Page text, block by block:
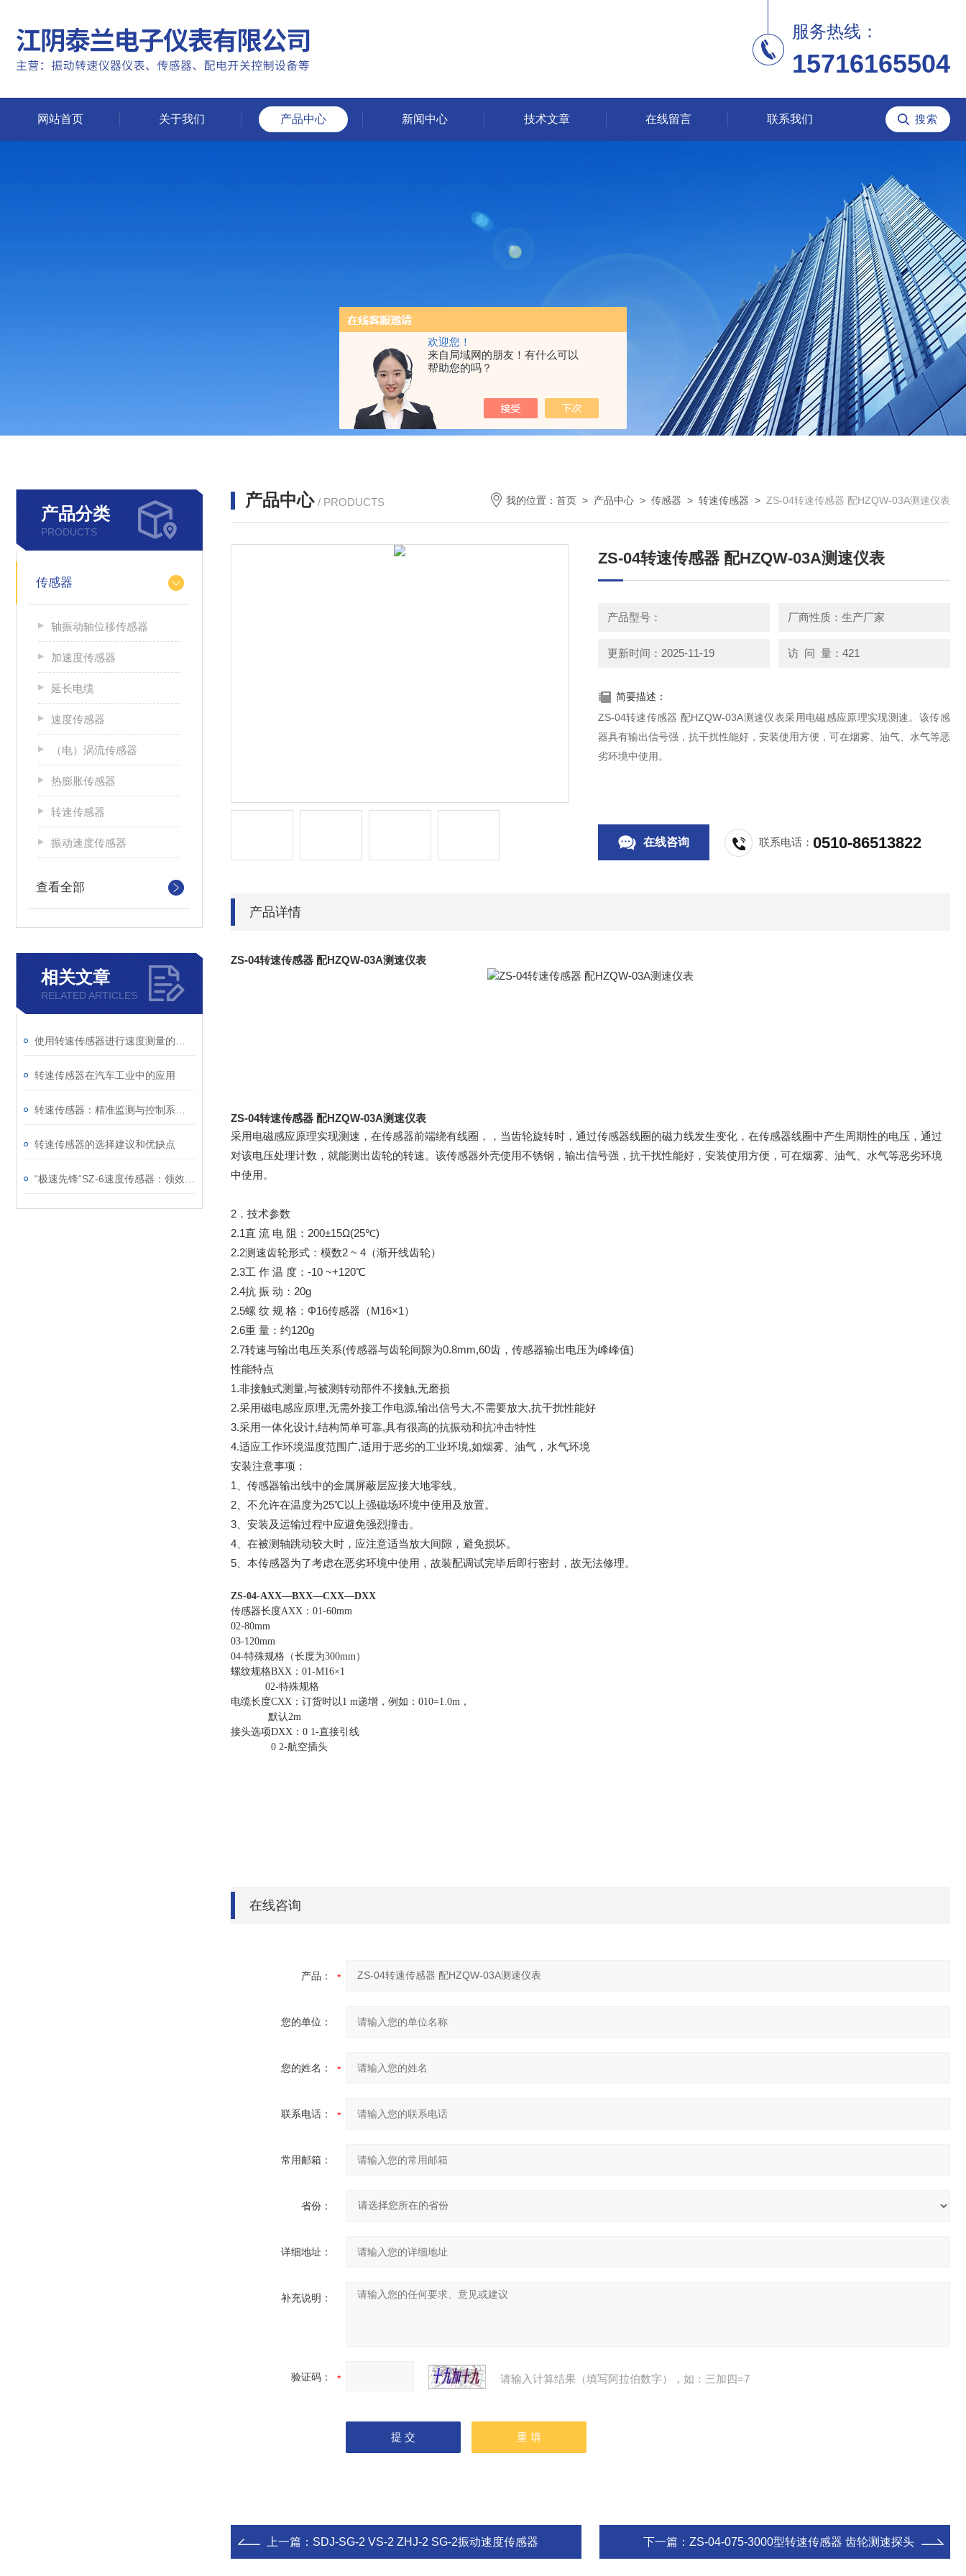
欢迎您！
来自局域网的朋友！有什么可以
帮助您的吗？
服务热线：
15716165504
网站首页 关于我们 产品中心 新闻中心 技术文章 在线留言 联系我们
产品分类
PRODUCTS
传感器
轴振动轴位移传感器
加速度传感器
延长电缆
速度传感器
（电）涡流传感器
热膨胀传感器
转速传感器
振动速度传感器
查看全部
相关文章
RELATED ARTICLES
转速传感器在汽车工业中的应用
转速传感器的选择建议和优缺点
产品中心 / PRODUCTS 我的位置： 首页 > 产品中心 > 传感器 > 转速传感器 > ZS-04转速传感器 配HZQW-03A测速仪表
ZS-04转速传感器 配HZQW-03A测速仪表
产品型号： 厂商性质：生产厂家
更新时间：2025-11-19 访 问 量：421
简要描述：
ZS-04转速传感器 配HZQW-03A测速仪表采用电磁感应原理实现测速。该传感
器具有输出信号强，抗干扰性能好，安装使用方便，可在烟雾、油气、水气等恶
劣环境中使用。
在线咨询 联系电话：0510-86513822
产品详情
ZS-04转速传感器 配HZQW-03A测速仪表
ZS-04转速传感器 配HZQW-03A测速仪表
采用电磁感应原理实现测速，在传感器前端绕有线圈，，当齿轮旋转时，通过传感器线圈的磁力线发生变化，在传感器线圈中产生周期性的电压，通过
对该电压处理计数，就能测出齿轮的转速。该传感器外壳使用不锈钢，输出信号强，抗干扰性能好，安装使用方便，可在烟雾、油气、水气等恶劣环境
中使用。
2．技术参数
2.1直 流 电 阻：200±15Ω(25℃)
2.2测速齿轮形式：模数2 ~ 4（渐开线齿轮）
2.3工 作 温 度：-10 ~+120℃
2.4抗 振 动：20g
2.5螺 纹 规 格：Φ16传感器（M16×1）
2.6重 量：约120g
2.7转速与输出电压关系(传感器与齿轮间隙为0.8mm,60齿，传感器输出电压为峰峰值)
性能特点
1.非接触式测量,与被测转动部件不接触,无磨损
2.采用磁电感应原理,无需外接工作电源,输出信号大,不需要放大,抗干扰性能好
3.采用一体化设计,结构简单可靠,具有很高的抗振动和抗冲击特性
4.适应工作环境温度范围广,适用于恶劣的工业环境,如烟雾、油气，水气环境
安装注意事项：
1、传感器输出线中的金属屏蔽层应接大地零线。
2、不允许在温度为25℃以上强磁场环境中使用及放置。
3、安装及运输过程中应避免强烈撞击。
4、在被测轴跳动较大时，应注意适当放大间隙，避免损坏。
5、本传感器为了考虑在恶劣环境中使用，故装配调试完毕后即行密封，故无法修理。
ZS-04-AXX—BXX—CXX—DXX
传感器长度AXX：01-60mm
02-80mm
03-120mm
04-特殊规格（长度为300mm）
螺纹规格BXX：01-M16×1
02-特殊规格
电缆长度CXX：订货时以1 m递增，例如：010=1.0m，
默认2m
接头选项DXX：0 1-直接引线
0 2-航空插头
在线咨询
产品：
您的单位：
您的姓名：
联系电话：
常用邮箱：
省份：
详细地址：
补充说明：
验证码： 请输入计算结果（填写阿拉伯数字），如：三加四=7
上一篇： SDJ-SG-2 VS-2 ZHJ-2 SG-2振动速度传感器 下一篇： ZS-04-075-3000型转速传感器 齿轮测速探头